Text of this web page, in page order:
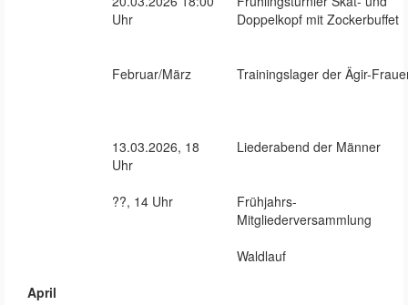
Uhr
Doppelkopf mit Zockerbuffet
Februar/März Trainingslager der Ägir-
13.03.2026, 18
Uhr
Liederabend der Männer
??, 14 Uhr
Frühjahrs-
Mitgliederversammlung
Waldlauf
April